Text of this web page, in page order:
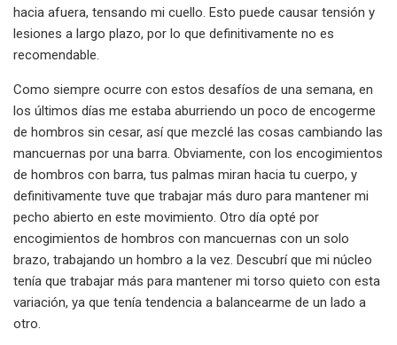
hacia afuera, tensando mi cuello. Esto puede causar tensión y
lesiones a largo plazo, por lo que definitivamente no es
recomendable.
Como siempre ocurre con estos desafíos de una semana, en
los últimos días me estaba aburriendo un poco de encogerme
de hombros sin cesar, así que mezclé las cosas cambiando las
mancuernas por una barra. Obviamente, con los encogimientos
de hombros con barra, tus palmas miran hacia tu cuerpo, y
definitivamente tuve que trabajar más duro para mantener mi
pecho abierto en este movimiento. Otro día opté por
encogimientos de hombros con mancuernas con un solo
brazo, trabajando un hombro a la vez. Descubrí que mi núcleo
tenía que trabajar más para mantener mi torso quieto con esta
variación, ya que tenía tendencia a balancearme de un lado a
otro.